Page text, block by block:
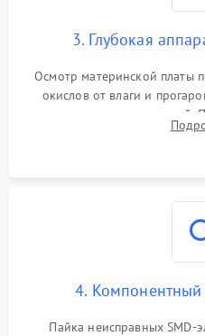
3. Глубокая
Осмотр материнской платы
окислов от влаги и
дежурных напряжений.
мультиконтроллера,
4.
Пайка неисправных SMD-